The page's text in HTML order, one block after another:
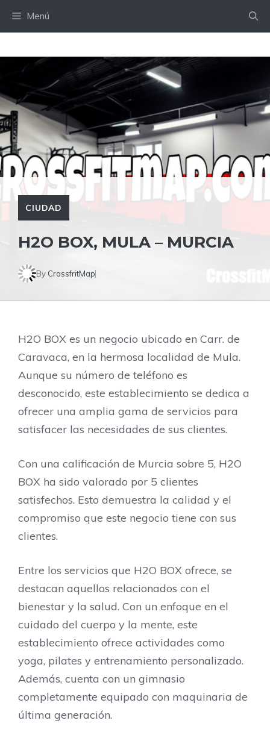
Menú
CIUDAD
H2O BOX, MULA – MURCIA
By CrossfritMap
H2O BOX es un negocio ubicado en Carr. de
Caravaca, en la hermosa localidad de Mula.
Aunque su número de teléfono es
desconocido, este establecimiento se dedica a
ofrecer una amplia gama de servicios para
satisfacer las necesidades de sus clientes.
Con una calificación de Murcia sobre 5, H2O
BOX ha sido valorado por 5 clientes
satisfechos. Esto demuestra la calidad y el
compromiso que este negocio tiene con sus
clientes.
Entre los servicios que H2O BOX ofrece, se
destacan aquellos relacionados con el
bienestar y la salud. Con un enfoque en el
cuidado del cuerpo y la mente, este
establecimiento ofrece actividades como
yoga, pilates y entrenamiento personalizado.
Además, cuenta con un gimnasio
completamente equipado con maquinaria de
última generación.